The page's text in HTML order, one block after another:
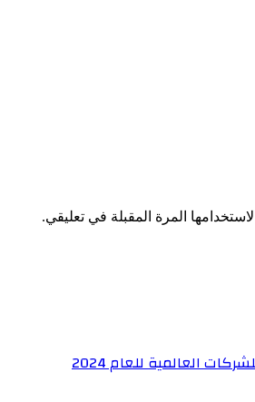
المرة المقبلة في تعليقي.
العالمية للعام 2024